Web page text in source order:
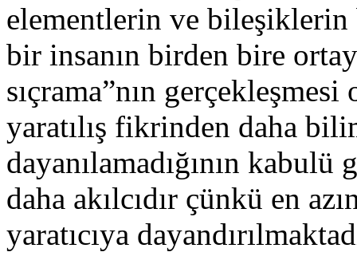
elementlerin ve bileşiklerin
bir insanın birden bire
sıçrama”nın
yaratılış fikrinden daha
dayanılamadığının
daha akılcıdır çünkü en
yaratıcıya